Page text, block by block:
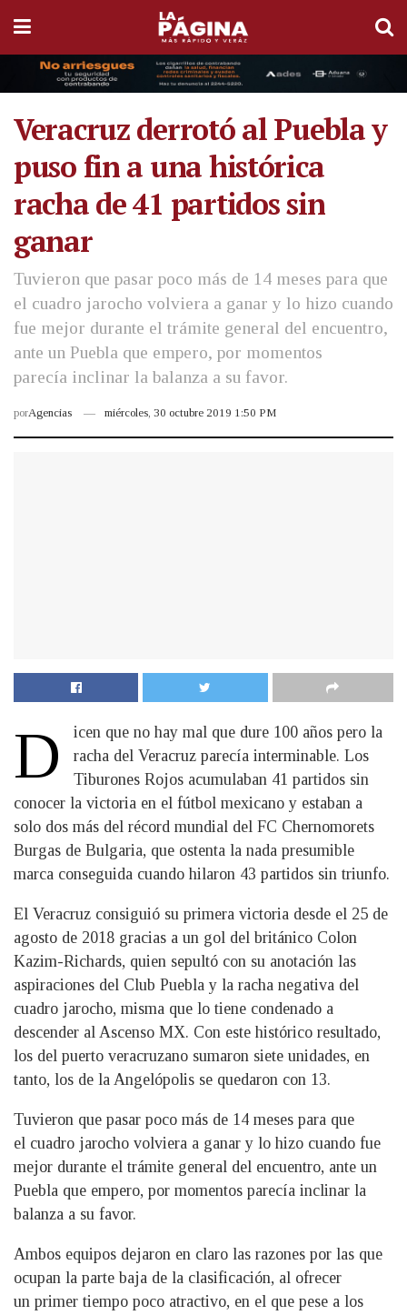
Veracruz derrotó al Puebla y
puso fin a una histórica
racha de 41 partidos sin
ganar
Tuvieron que pasar poco más de 14 meses para que
el cuadro jarocho volviera a ganar y lo hizo cuando
fue mejor durante el trámite general del encuentro,
ante un Puebla que empero, por momentos
parecía inclinar la balanza a su favor.
porAgencias miércoles, 30 octubre 2019 1:50 PM
D
icen que no hay mal que dure 100 años pero la
racha del Veracruz parecía interminable. Los
Tiburones Rojos acumulaban 41 partidos sin
conocer la victoria en el fútbol mexicano y estaban a
solo dos más del récord mundial del FC Chernomorets
Burgas de Bulgaria, que ostenta la nada presumible
marca conseguida cuando hilaron 43 partidos sin triunfo.
El Veracruz consiguió su primera victoria desde el 25 de
agosto de 2018 gracias a un gol del británico Colon
Kazim-Richards, quien sepultó con su anotación las
aspiraciones del Club Puebla y la racha negativa del
cuadro jarocho, misma que lo tiene condenado a
descender al Ascenso MX. Con este histórico resultado,
los del puerto veracruzano sumaron siete unidades, en
tanto, los de la Angelópolis se quedaron con 13.
Tuvieron que pasar poco más de 14 meses para que
el cuadro jarocho volviera a ganar y lo hizo cuando fue
mejor durante el trámite general del encuentro, ante un
Puebla que empero, por momentos parecía inclinar la
balanza a su favor.
Ambos equipos dejaron en claro las razones por las que
ocupan la parte baja de la clasificación, al ofrecer
un primer tiempo poco atractivo, en el que pese a los